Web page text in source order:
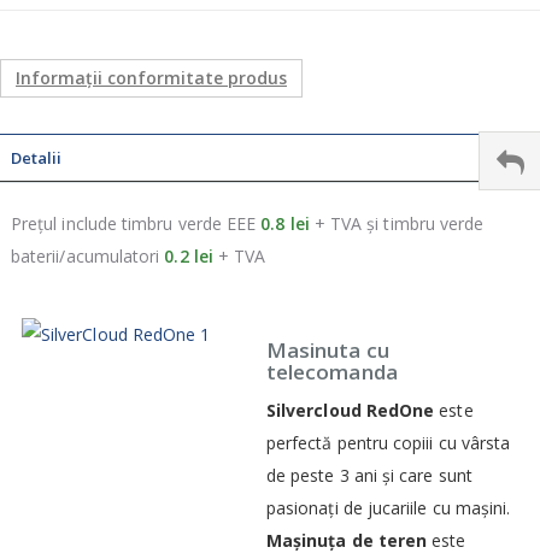
Informații conformitate produs
Detalii
Prețul include timbru verde EEE 0.8 lei + TVA și timbru verde
baterii/acumulatori 0.2 lei + TVA
Masinuta cu
telecomanda
Silvercloud RedOne este
perfectă pentru copiii cu vârsta
de peste 3 ani și care sunt
pasionați de jucariile cu mașini.
Mașinuța de teren este